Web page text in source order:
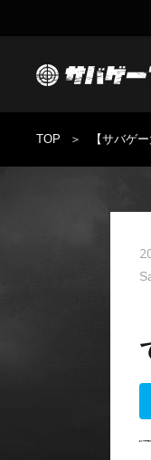
TOP 【サバゲ